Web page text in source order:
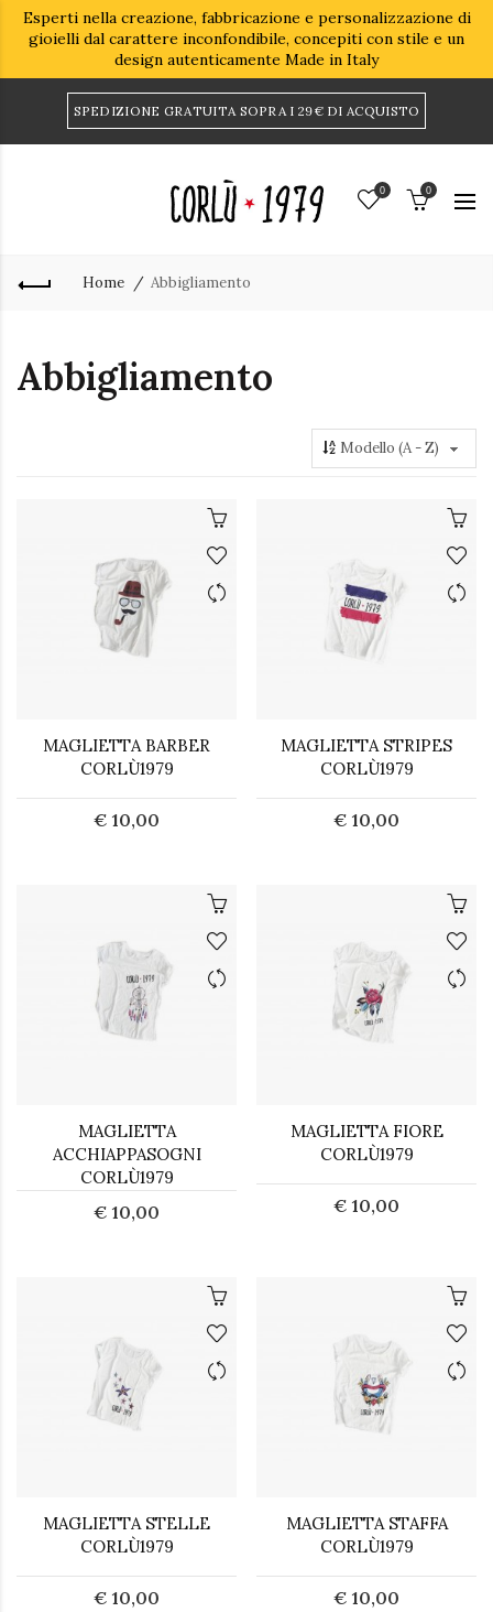
Esperti nella creazione, fabbricazione e personalizzazione di
gioielli dal carattere inconfondibile, concepiti con stile e un
design autenticamente Made in Italy
SPEDIZIONE GRATUITA SOPRA I 29€ DI ACQUISTO
0 0
Home Abbigliamento
Abbigliamento
MAGLIETTA BARBER
CORLÙ1979
€ 10,00
MAGLIETTA STRIPES
CORLÙ1979
€ 10,00
MAGLIETTA
ACCHIAPPASOGNI
CORLÙ1979
€ 10,00
MAGLIETTA FIORE
CORLÙ1979
€ 10,00
MAGLIETTA STELLE
CORLÙ1979
€ 10,00
MAGLIETTA STAFFA
CORLÙ1979
€ 10,00